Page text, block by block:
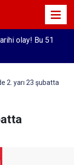
olay! Bu 51
2. yarı 23 şubatta